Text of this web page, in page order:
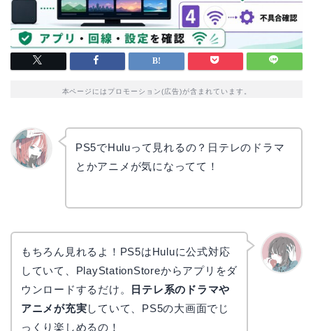
本ページにはプロモーション(広告)が含まれています。
PS5でHuluって見れるの？日テレのドラマ
とかアニメが気になってて！
もちろん見れるよ！PS5はHuluに公式対応
していて、PlayStationStoreからアプリをダ
ウンロードするだけ。
日テレ系のドラマや
アニメが充実していて、PS5の大画面でじ
っくり楽しめるの！